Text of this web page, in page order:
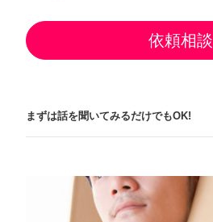
依頼相談
まずは話を聞いてみるだけでもOK!